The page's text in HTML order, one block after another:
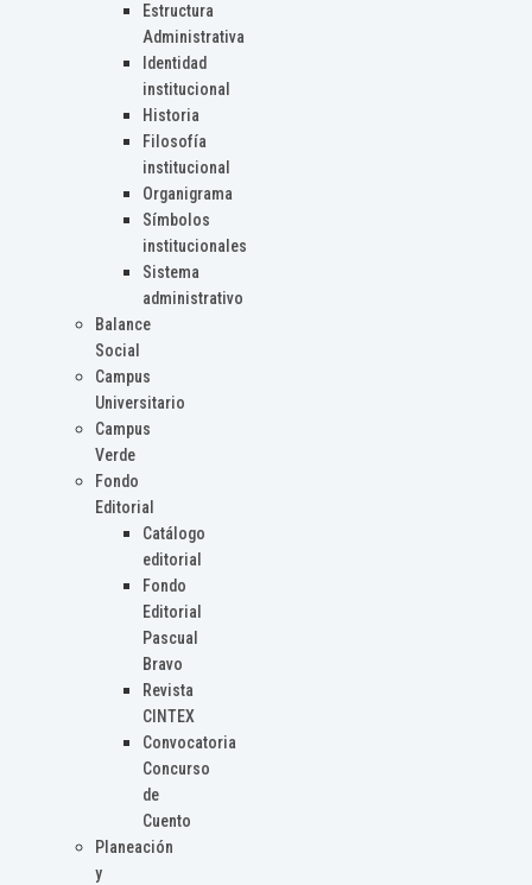
Estructura
Administrativa
Identidad
institucional
Historia
Filosofía
institucional
Organigrama
Símbolos
institucionales
Sistema
administrativo
Balance
Social
Campus
Universitario
Campus
Verde
Fondo
Editorial
Catálogo
editorial
Fondo
Editorial
Pascual
Bravo
Revista
CINTEX
Convocatoria
Concurso
de
Cuento
Planeación
y